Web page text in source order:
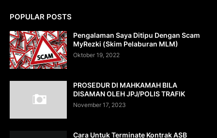
POPULAR POSTS
Pengalaman Saya Ditipu Dengan Scam
MyRezki (Skim Pelaburan MLM)
Oktober 19, 2022
PROSEDUR DI MAHKAMAH BILA
DISAMAN OLEH JPJ/POLIS TRAFIK
November 17, 2023
Cara Untuk Terminate Kontrak ASB